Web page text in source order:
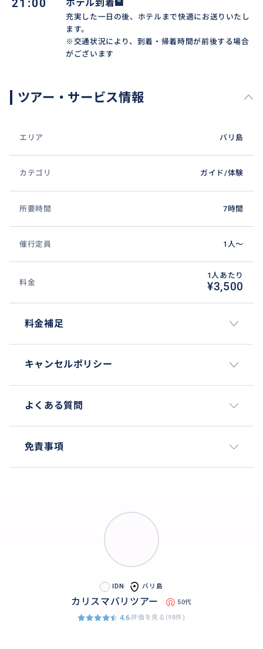
✨タナロット寺院✨
海に浮かぶ巨岩の上に建つ「タナロット寺院」は、バ
リ島を代表する神秘的な聖域です。潮が満ちれば孤島
のように海に浮かび、潮が引けば歩いて渡ることがで
背景に寺院のシルエットが波間に浮かび上がる光景
おすすめ
院は、メングウィ王国の気品漂う古刹です。美しい水
だけで心が洗われるような穏やかな時間が流れます。バ
21:00 ホテル到着🏨
充実した一日の後、ホテルまで快適にお送りいたし
ます。
※交通状況により、到着・帰着時間が前後する場合
がございます
ツアー・サービス情報
エリア バリ島
カテゴリ ガイド/体験
所要時間 7時間
催行定員 1人〜
料金
1人あたり
¥3,500
料金補足
キャンセルポリシー
よくある質問
免責事項
IDN バリ島
カリスマバリツアー 50代
4.6評価を見る(98件)